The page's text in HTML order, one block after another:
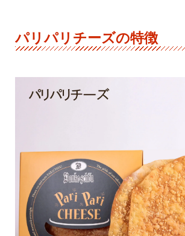
パリパリチーズの特徴